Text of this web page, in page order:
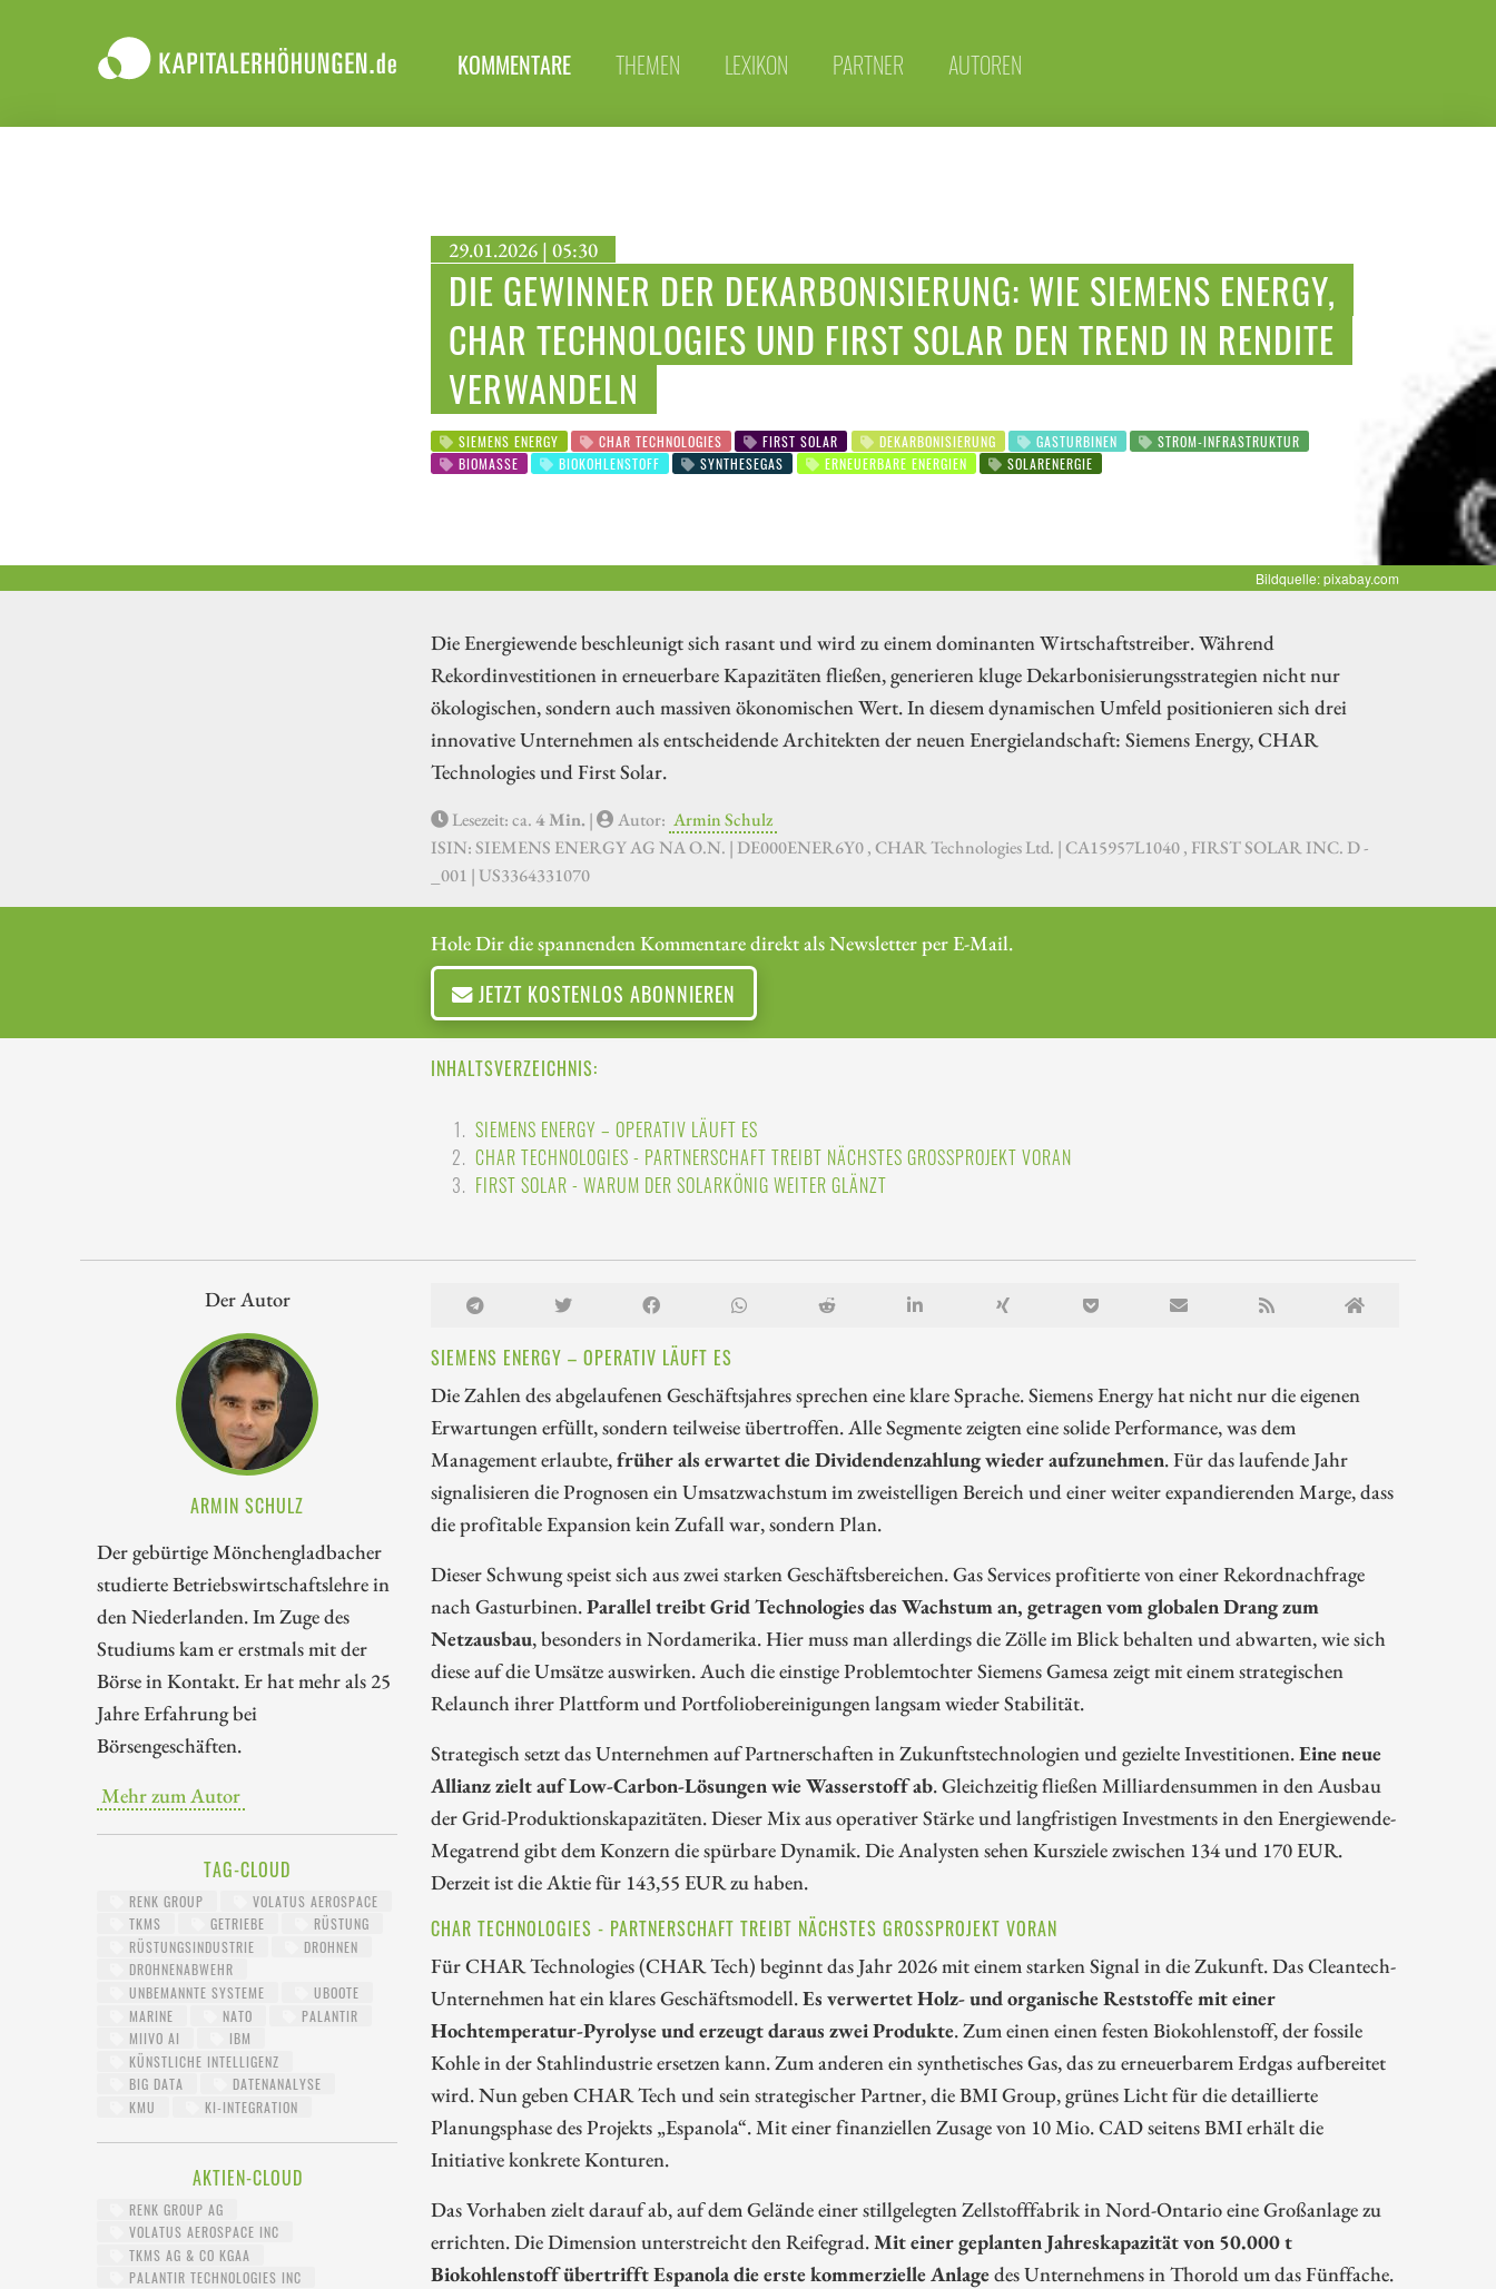
KOMMENTARE THEMEN LEXIKON PARTNER AUTOREN
29.01.2026 | 05:30
DIE GEWINNER DER DEKARBONISIERUNG: WIE SIEMENS ENERGY,
CHAR TECHNOLOGIES UND FIRST SOLAR DEN TREND IN RENDITE
VERWANDELN
SIEMENS ENERGY CHAR TECHNOLOGIES FIRST SOLAR DEKARBONISIERUNG GASTURBINEN
STROM-INFRASTRUKTUR
BIOMASSE
BIOKOHLENSTOFF SYNTHESEGAS ERNEUERBARE ENERGIEN SOLARENERGIE
Bildquelle: pixabay.com
Die Energiewende beschleunigt sich rasant und wird zu einem dominanten Wirtschaftstreiber. Während
Rekordinvestitionen in erneuerbare Kapazitäten fließen, generieren kluge Dekarbonisierungsstrategien nicht nur
ökologischen, sondern auch massiven ökonomischen Wert. In diesem dynamischen Umfeld positionieren sich drei
innovative Unternehmen als entscheidende Architekten der neuen Energielandschaft: Siemens Energy, CHAR
Technologies und First Solar.
Lesezeit: ca.4 Min. | Autor: Armin Schulz
ISIN: SIEMENS ENERGY AG NA O.N. | DE000ENER6Y0 , CHAR Technologies Ltd. | CA15957L1040 , FIRST SOLAR INC. D -
_001 | US3364331070
Hole Dir die spannenden Kommentare direkt als Newsletter per E-Mail.
JETZT KOSTENLOS ABONNIEREN
INHALTSVERZEICHNIS:
SIEMENS ENERGY – OPERATIV LÄUFT ES
CHAR TECHNOLOGIES - PARTNERSCHAFT TREIBT NÄCHSTES GROSSPROJEKT VORAN
FIRST SOLAR - WARUM DER SOLARKÖNIG WEITER GLÄNZT
Der Autor
ARMIN SCHULZ
Der gebürtige Mönchengladbacher
studierte Betriebswirtschaftslehre in
den Niederlanden. Im Zuge des
Studiums kam er erstmals mit der
Börse in Kontakt. Er hat mehr als 25
Jahre Erfahrung bei
Börsengeschäften.
Mehr zum Autor
TAG-CLOUD
RENK GROUP
VOLATUS AEROSPACE
TKMS
GETRIEBE
RÜSTUNG
RÜSTUNGSINDUSTRIE
DROHNEN
DROHNENABWEHR
UNBEMANNTE SYSTEME
UBOOTE
MARINE
NATO
PALANTIR
MIIVO AI
IBM
KÜNSTLICHE INTELLIGENZ
BIG DATA
DATENANALYSE
KMU
KI-INTEGRATION
AKTIEN-CLOUD
RENK GROUP AG
VOLATUS AEROSPACE INC
TKMS AG & CO KGAA
PALANTIR TECHNOLOGIES INC
SIEMENS ENERGY – OPERATIV LÄUFT ES
Die Zahlen des abgelaufenen Geschäftsjahres sprechen eine klare Sprache. Siemens Energy hat nicht nur die eigenen
Erwartungen erfüllt, sondern teilweise übertroffen. Alle Segmente zeigten eine solide Performance, was dem
Management erlaubte,früher als erwartet die Dividendenzahlung wieder aufzunehmen. Für das laufende Jahr
signalisieren die Prognosen ein Umsatzwachstum im zweistelligen Bereich und einer weiter expandierenden Marge, dass
die profitable Expansion kein Zufall war, sondern Plan.
Dieser Schwung speist sich aus zwei starken Geschäftsbereichen. Gas Services profitierte von einer Rekordnachfrage
nach Gasturbinen.Parallel treibt Grid Technologies das Wachstum an, getragen vom globalen Drang zum
Netzausbau, besonders in Nordamerika. Hier muss man allerdings die Zölle im Blick behalten und abwarten, wie sich
diese auf die Umsätze auswirken. Auch die einstige Problemtochter Siemens Gamesa zeigt mit einem strategischen
Relaunch ihrer Plattform und Portfoliobereinigungen langsam wieder Stabilität.
Strategisch setzt das Unternehmen auf Partnerschaften in Zukunftstechnologien und gezielte Investitionen.Eine neue
Allianz zielt auf Low-Carbon-Lösungen wie Wasserstoff ab. Gleichzeitig fließen Milliardensummen in den Ausbau
der Grid-Produktionskapazitäten. Dieser Mix aus operativer Stärke und langfristigen Investments in den Energiewende-
Megatrend gibt dem Konzern die spürbare Dynamik. Die Analysten sehen Kursziele zwischen 134 und 170 EUR.
Derzeit ist die Aktie für 143,55 EUR zu haben.
CHAR TECHNOLOGIES - PARTNERSCHAFT TREIBT NÄCHSTES GROSSPROJEKT VORAN
Für CHAR Technologies (CHAR Tech) beginnt das Jahr 2026 mit einem starken Signal in die Zukunft. Das Cleantech-
Unternehmen hat ein klares Geschäftsmodell.Es verwertet Holz- und organische Reststoffe mit einer
Hochtemperatur-Pyrolyse und erzeugt daraus zwei Produkte. Zum einen einen festen Biokohlenstoff, der fossile
Kohle in der Stahlindustrie ersetzen kann. Zum anderen ein synthetisches Gas, das zu erneuerbarem Erdgas aufbereitet
wird. Nun geben CHAR Tech und sein strategischer Partner, die BMI Group, grünes Licht für die detaillierte
Planungsphase des Projekts „Espanola“. Mit einer finanziellen Zusage von 10 Mio. CAD seitens BMI erhält die
Initiative konkrete Konturen.
Das Vorhaben zielt darauf ab, auf dem Gelände einer stillgelegten Zellstofffabrik in Nord-Ontario eine Großanlage zu
errichten. Die Dimension unterstreicht den Reifegrad. Mit einer geplanten Jahreskapazität von 50.000 t
Biokohlenstoff übertrifft Espanola die erste kommerzielle Anlagedes Unternehmens in Thorold um das Fünffache.